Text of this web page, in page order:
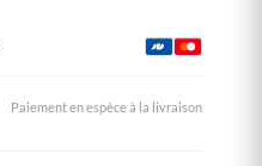
Paiement en espèce à la livraison